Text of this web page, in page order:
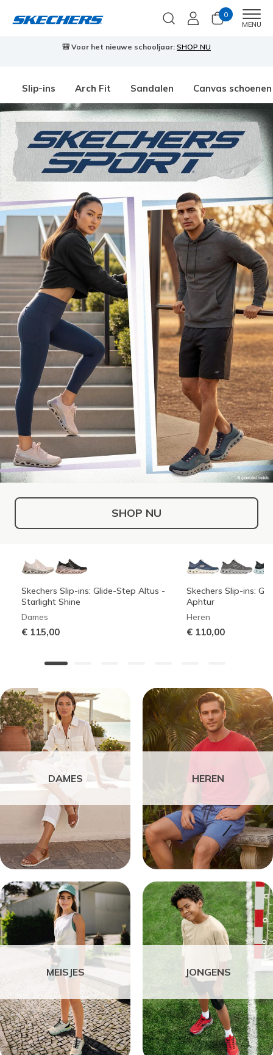
0
MENU
🎒 Voor het nieuwe schooljaar: SHOP NU
Slip-ins Arch Fit Sandalen Canvas schoenen
SHOP NU
Skechers Slip-ins: Glide-Step Altus -
Starlight Shine
Dames
€ 115,00
Skechers Slip-ins:
Aphtur
Heren
€ 110,00
DAMES HEREN
MEISJES JONGENS